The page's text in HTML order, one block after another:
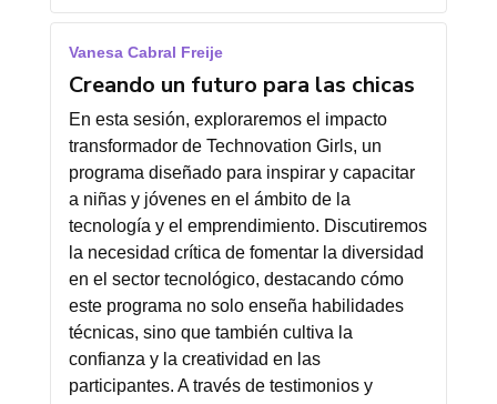
Vanesa Cabral Freije
Creando un futuro para las chicas
En esta sesión, exploraremos el impacto
transformador de Technovation Girls, un
programa diseñado para inspirar y capacitar
a niñas y jóvenes en el ámbito de la
tecnología y el emprendimiento. Discutiremos
la necesidad crítica de fomentar la diversidad
en el sector tecnológico, destacando cómo
este programa no solo enseña habilidades
técnicas, sino que también cultiva la
confianza y la creatividad en las
participantes. A través de testimonios y